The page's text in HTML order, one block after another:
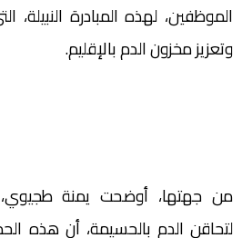
الموظفين، لهذه المبادرة النبيلة،
وتعزيز مخزون الدم بالإقليم.
من جهتها، أوضحت يمنة طجيوي،
لتحاقن الدم بالحسيمة، أن هذه